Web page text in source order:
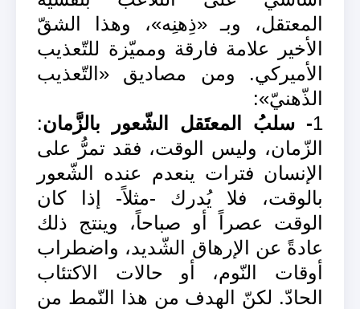
المعتقل، وبـ «ذِهنِه»، وهذا الشقّ
الأخير علامة فارقة ومميّزة للتّعذيب
الأميركي. ومن مصاديق «التّعذيب
الذّهنيّ»:
1- سلبُ المعتَقل الشّعور بالزَّمان:
الزّمان، وليس الوقت، فقد تمرُّ على
الإنسان فترات ينعدم عنده الشّعور
بالوقت، فلا يُدرك -مثلاً- إذا كان
الوقت عصراً أو صباحاً، وينتج ذلك
عادةً عن الإرهاق الشّديد، واضطراب
أوقات النّوم، أو حالات الاكتئاب
الحادّ. لكنّ الهدف من هذا النّمط من